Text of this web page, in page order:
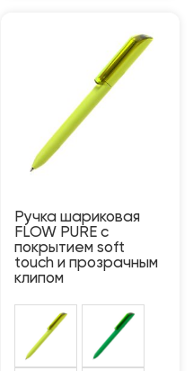
Ручка шариковая
FLOW PURE c
покрытием soft
touch и прозрачным
клипом